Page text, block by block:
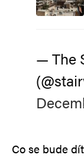
— The
Co se bude